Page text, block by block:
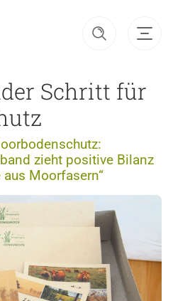
Schritt für
zieht positive Bilanz
Moorfasern“